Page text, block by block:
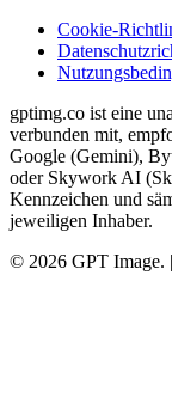
Cookie-
gptimg.co ist eine
verbunden mit,
Google (Gemini),
oder Skywork AI
Kennzeichen und
jeweiligen Inhaber.
© 2026 GPT Image. |